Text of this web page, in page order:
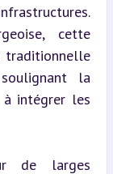
cette
traditionnelle
soulignant la
à intégrer les
de larges